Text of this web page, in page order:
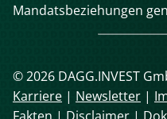
Mandatsbeziehungen
© 2026 DAGG.INVEST
Karriere | Newsletter |